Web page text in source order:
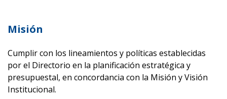
Misión
Cumplir con los lineamientos y políticas establecidas
por el Directorio en la planificación estratégica y
presupuestal, en concordancia con la Misión y Visión
Institucional.